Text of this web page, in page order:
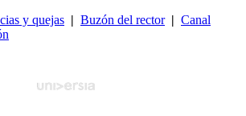
y quejas | Buzón del rector| Canal